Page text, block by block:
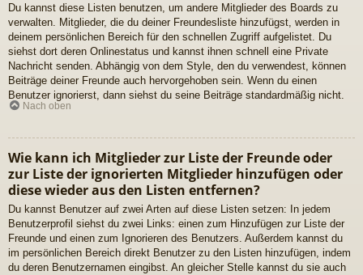
Du kannst diese Listen benutzen, um andere Mitglieder des Boards zu
verwalten. Mitglieder, die du deiner Freundesliste hinzufügst, werden in
deinem persönlichen Bereich für den schnellen Zugriff aufgelistet. Du
siehst dort deren Onlinestatus und kannst ihnen schnell eine Private
Nachricht senden. Abhängig von dem Style, den du verwendest, können
Beiträge deiner Freunde auch hervorgehoben sein. Wenn du einen
Benutzer ignorierst, dann siehst du seine Beiträge standardmäßig nicht.
Nach oben
Wie kann ich Mitglieder zur Liste der Freunde oder
zur Liste der ignorierten Mitglieder hinzufügen oder
diese wieder aus den Listen entfernen?
Du kannst Benutzer auf zwei Arten auf diese Listen setzen: In jedem
Benutzerprofil siehst du zwei Links: einen zum Hinzufügen zur Liste der
Freunde und einen zum Ignorieren des Benutzers. Außerdem kannst du
im persönlichen Bereich direkt Benutzer zu den Listen hinzufügen, indem
du deren Benutzernamen eingibst. An gleicher Stelle kannst du sie auch